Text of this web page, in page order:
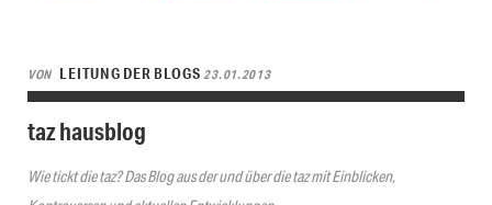
VON LEITUNG DER BLOGS23.01.2013
taz hausblog
Wie tickt die taz? Das Blog aus der und über die taz mit Einblicken,